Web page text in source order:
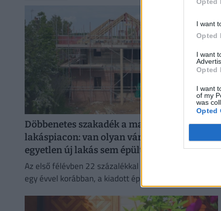
I want
Opted
I want
Opted
I want
of my
was
Opted
Döbbenetes szakadék a magyar
lakáspiacon: van olyan vármegye, ahol
egyetlen új lakás sem épült a tavasz óta
Az első félévben 22 százalékkal több lakás épült, mint
egy évvel korábban, a kiadott építési engedélyek
száma pedig még nagyobb, 29 százalékos ugrást